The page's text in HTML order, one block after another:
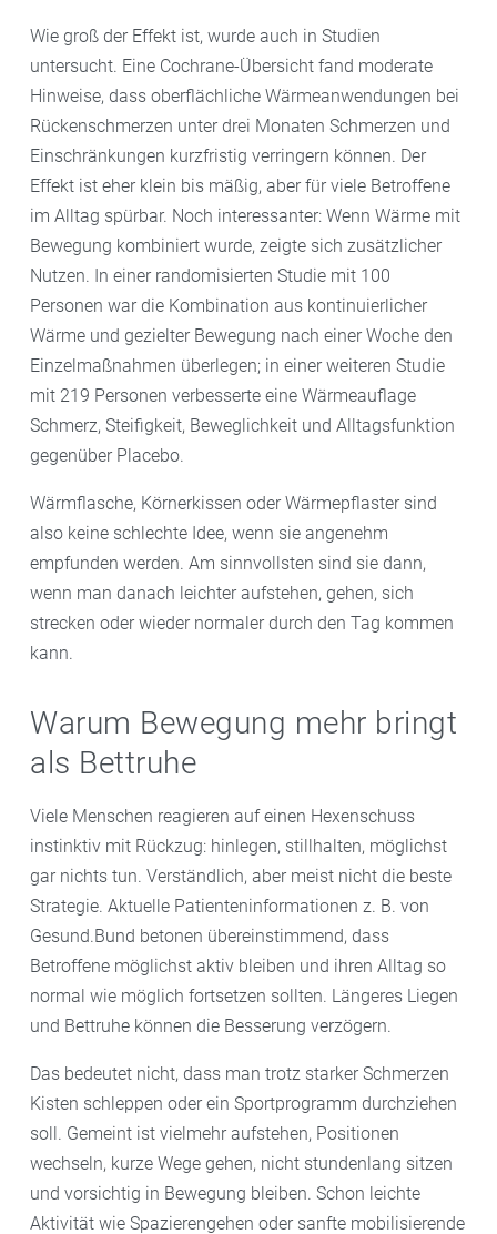
Wie groß der Effekt ist, wurde auch in Studien
untersucht. Eine Cochrane-Übersicht fand moderate
Hinweise, dass oberflächliche Wärmeanwendungen bei
Rückenschmerzen unter drei Monaten Schmerzen und
Einschränkungen kurzfristig verringern können. Der
Effekt ist eher klein bis mäßig, aber für viele Betroffene
im Alltag spürbar. Noch interessanter: Wenn Wärme mit
Bewegung kombiniert wurde, zeigte sich zusätzlicher
Nutzen. In einer randomisierten Studie mit 100
Personen war die Kombination aus kontinuierlicher
Wärme und gezielter Bewegung nach einer Woche den
Einzelmaßnahmen überlegen; in einer weiteren Studie
mit 219 Personen verbesserte eine Wärmeauflage
Schmerz, Steifigkeit, Beweglichkeit und Alltagsfunktion
gegenüber Placebo.
Wärmflasche, Körnerkissen oder Wärmepflaster sind
also keine schlechte Idee, wenn sie angenehm
empfunden werden. Am sinnvollsten sind sie dann,
wenn man danach leichter aufstehen, gehen, sich
strecken oder wieder normaler durch den Tag kommen
kann.
Warum Bewegung mehr bringt
als Bettruhe
Viele Menschen reagieren auf einen Hexenschuss
instinktiv mit Rückzug: hinlegen, stillhalten, möglichst
gar nichts tun. Verständlich, aber meist nicht die beste
Strategie. Aktuelle Patienteninformationen z. B. von
Gesund.Bund betonen übereinstimmend, dass
Betroffene möglichst aktiv bleiben und ihren Alltag so
normal wie möglich fortsetzen sollten. Längeres Liegen
und Bettruhe können die Besserung verzögern.
Das bedeutet nicht, dass man trotz starker Schmerzen
Kisten schleppen oder ein Sportprogramm durchziehen
soll. Gemeint ist vielmehr aufstehen, Positionen
wechseln, kurze Wege gehen, nicht stundenlang sitzen
und vorsichtig in Bewegung bleiben. Schon leichte
Aktivität wie Spazierengehen oder sanfte mobilisierende